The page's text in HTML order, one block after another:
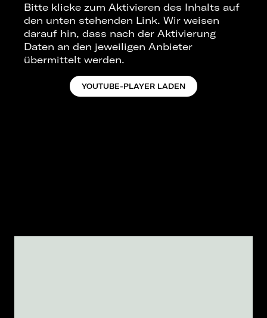
Bitte klicke zum Aktivieren des Inhalts auf
den unten stehenden Link. Wir weisen
darauf hin, dass nach der Aktivierung
Daten an den jeweiligen Anbieter
übermittelt werden.
YOUTUBE-PLAYER LADEN